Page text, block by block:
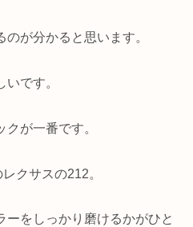
が分かると思います。
です。
が一番です。
クサスの212。
ーをしっかり磨けるかがひと